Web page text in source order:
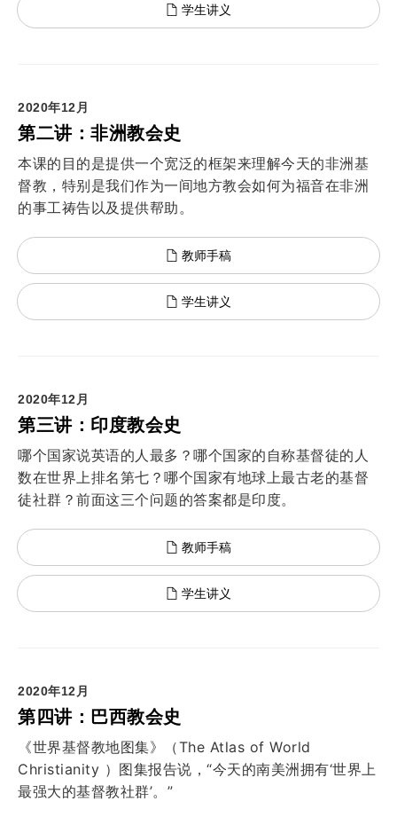
学生讲义
2020年12月
第二讲：非洲教会史
本课的目的是提供一个宽泛的框架来理解今天的非洲基
督教，特别是我们作为一间地方教会如何为福音在非洲
的事工祷告以及提供帮助。
教师手稿
学生讲义
2020年12月
第三讲：印度教会史
哪个国家说英语的人最多？哪个国家的自称基督徒的人
数在世界上排名第七？哪个国家有地球上最古老的基督
徒社群？前面这三个问题的答案都是印度。
教师手稿
学生讲义
2020年12月
第四讲：巴西教会史
《世界基督教地图集》（The Atlas of World
Christianity ）图集报告说，“今天的南美洲拥有‘世界上
最强大的基督教社群’。”